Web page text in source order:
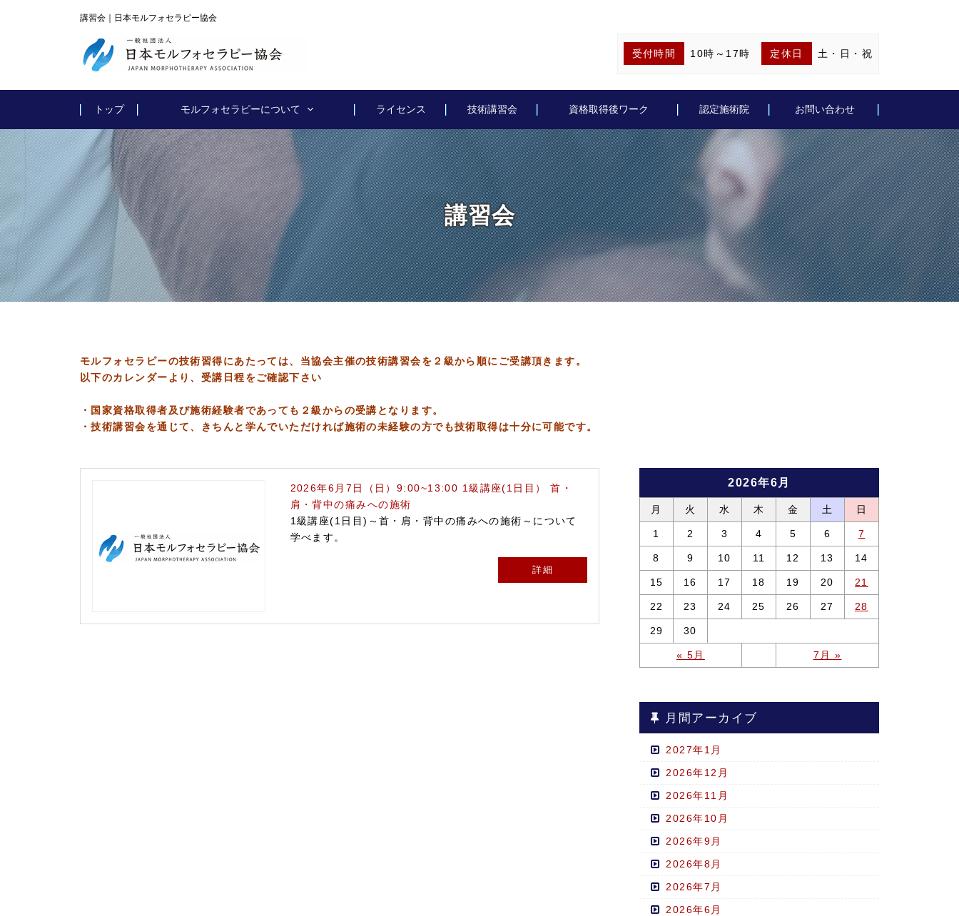
講習会｜日本モルフォセラピー協会
受付時間 10時～17時 定休日 土・日・祝
トップ モルフォセラピーについて ライセンス 技術講習会 資格取得後ワーク 認定施術院 お問い合わせ
講習会
モルフォセラピーの技術習得にあたっては、当協会主催の技術講習会を２級から順にご受講頂きます。
以下のカレンダーより、受講日程をご確認下さい
・国家資格取得者及び施術経験者であっても２級からの受講となります。
・技術講習会を通じて、きちんと学んでいただければ施術の未経験の方でも技術取得は十分に可能です。
2026年6月7日（日）9:00~13:00 1級講座(1日目） 首・
肩・背中の痛みへの施術
1級講座(1日目)～首・肩・背中の痛みへの施術～について
学べます。
詳細
2026年6月
月 火 水 木 金 土 日
« 5月 7月 »
1 2 3 4 5 6 7
8 9 10 11 12 13 14
15 16 17 18 19 20 21
22 23 24 25 26 27 28
29 30
月間アーカイブ
2027年1月
2026年12月
2026年11月
2026年10月
2026年9月
2026年8月
2026年7月
2026年6月